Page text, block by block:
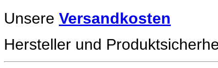
Unsere Versandkosten
Hersteller und